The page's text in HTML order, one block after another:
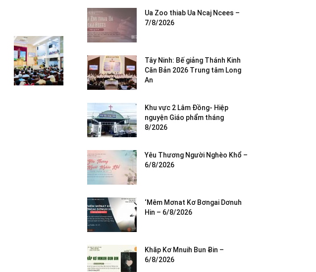
Ua Zoo thiab Ua Ncaj Ncees –
7/8/2026
Tây Ninh: Bế giảng Thánh Kinh
Căn Bản 2026 Trung tâm Long
An
Khu vực 2 Lâm Đồng- Hiệp
nguyện Giáo phẩm tháng
8/2026
Yêu Thương Người Nghèo Khổ –
6/8/2026
‘Mêm Mơnat Kơ Bơngai Dơnuh
Hin – 6/8/2026
Khăp Kơ Mnuih Bun Ƀin –
6/8/2026